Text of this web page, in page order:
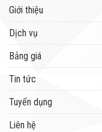
Giới thiệu
Dịch vụ
Bảng giá
Tin tức
Tuyển dụng
Liên hệ